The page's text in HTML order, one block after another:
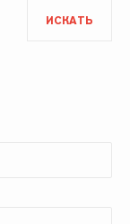
ИСКАТЬ